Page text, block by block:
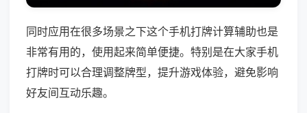
同时应用在很多场景之下这个手机打牌计算辅助也是
非常有用的，使用起来简单便捷。特别是在大家手机
打牌时可以合理调整牌型，提升游戏体验，避免影响
好友间互动乐趣。